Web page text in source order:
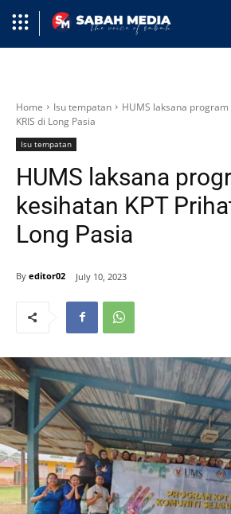
Home Isu tempatan
HUMS laksana
KRIS di Long Pasia
Isu tempatan
HUMS laksana
kesihatan KPT
Long Pasia
By editor02 July 10, 2023